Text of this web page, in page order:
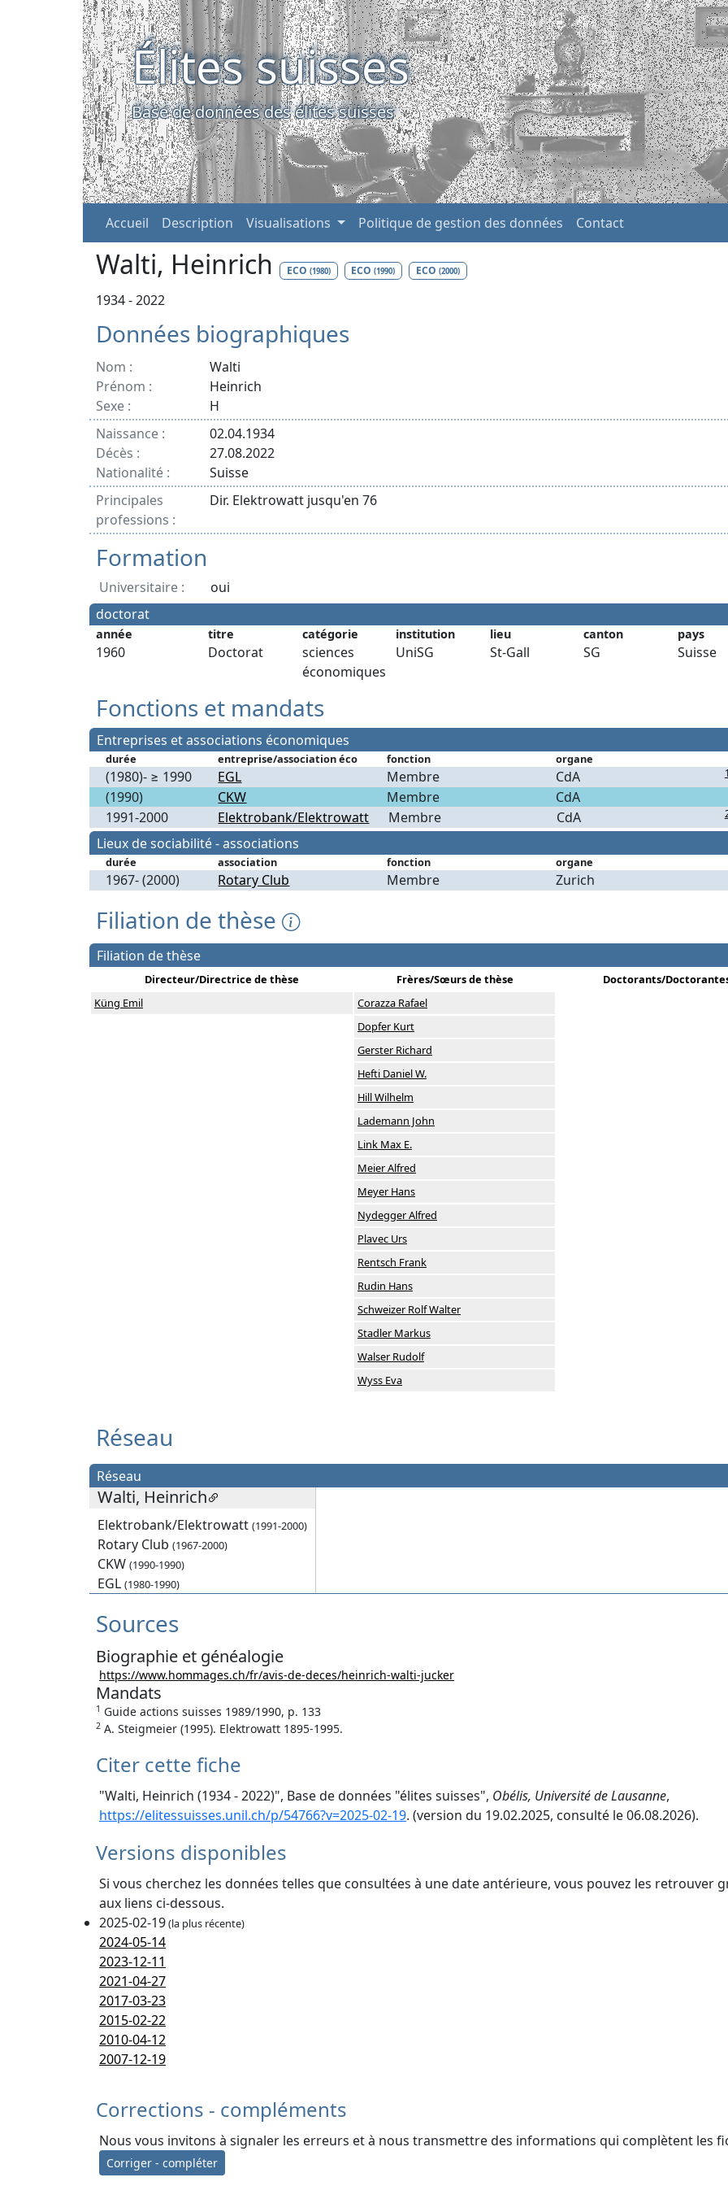
Élites suisses
Base de données des élites suisses
Accueil Description Visualisations Politique de gestion des données Contact
Walti, Heinrich ECO (1980) ECO(1990) ECO (2000)
1934 - 2022
Données biographiques
Nom :
Walti
Prénom :
Heinrich
Sexe :
H
Naissance :
02.04.1934
Décès :
27.08.2022
Nationalité :
Suisse
Principales
professions :
Dir. Elektrowatt jusqu'en 76
Formation
Universitaire :
oui
doctorat
année titre catégorie institution lieu canton pays
1960 Doctorat
sciences
économiques
UniSG St-Gall SG Suisse
Fonctions et mandats
Entreprises et associations économiques
durée entreprise/association éco fonction organe
(1980)- ≥ 1990 EGL Membre CdA 1
(1990) CKW Membre
CdA
1991-2000
Elektrobank/Elektrowatt Membre CdA
Lieux de sociabilité - associations
durée association fonction organe
1967- (2000) Rotary Club Membre Zurich
Filiation de thèse
Filiation de thèse
Directeur/Directrice de thèse Frères/Sœurs de thèse
Doctorants/
Küng Emil
Corazza Rafael
Dopfer Kurt
Gerster Richard
Hefti Daniel W.
Hill Wilhelm
Lademann John
Link Max E.
Meier Alfred
Meyer Hans
Nydegger Alfred
Plavec Urs
Rentsch Frank
Rudin Hans
Schweizer Rolf Walter
Stadler Markus
Walser Rudolf
Wyss Eva
Réseau
Réseau
Walti, Heinrich
Elektrobank/Elektrowatt (1991-2000)
Rotary Club (1967-2000)
CKW (1990-1990)
EGL (1980-1990)
Sources
Biographie et généalogie
https://www.hommages.ch/fr/avis-de-deces/heinrich-walti-jucker
Mandats
1 Guide actions suisses 1989/1990, p. 133
2 A. Steigmeier (1995). Elektrowatt 1895-1995.
Citer cette fiche
"Walti, Heinrich (1934 - 2022)", Base de données "élites suisses", Obélis, Université de Lausanne,
https://elitessuisses.unil.ch/p/54766?v=2025-02-19. (version du 19.02.2025, consulté le 06.08.2026).
Versions disponibles
Si vous cherchez les données telles que consultées à une date antérieure, vous pouvez les retrouver
aux liens ci-dessous.
2025-02-19(la plus récente)
2024-05-14
2023-12-11
2021-04-27
2017-03-23
2015-02-22
2010-04-12
2007-12-19
Corrections - compléments
Nous vous invitons à signaler les erreurs et à nous transmettre des informations qui complètent les
Corriger - compléter